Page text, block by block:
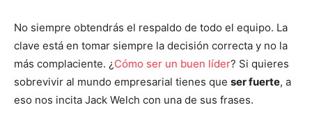
No siempre obtendrás el respaldo de todo el equipo. La
clave está en tomar siempre la decisión correcta y no la
más complaciente. ¿ Cómo ser un buen líder? Si quieres
sobrevivir al mundo empresarial tienes que ser fuerte, a
eso nos incita Jack Welch con una de sus frases.